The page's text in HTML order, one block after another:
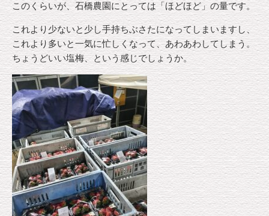
このくらいが、石橋農園にとっては「ほどほど」の量です。
これより少ないと少し手持ちぶさたになってしまいますし、
これより多いと一気に忙しくなって、あわあわしてしまう。
ちょうどいい塩梅、という感じでしょうか。